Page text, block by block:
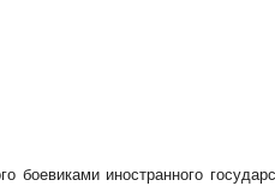
иностранного